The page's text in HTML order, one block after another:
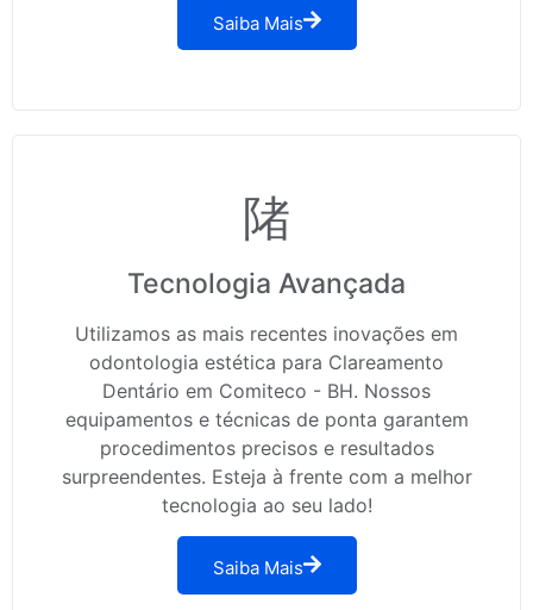
Saiba Mais
Tecnologia Avançada
Utilizamos as mais recentes inovações em
odontologia estética para Clareamento
Dentário em Comiteco - BH. Nossos
equipamentos e técnicas de ponta garantem
procedimentos precisos e resultados
surpreendentes. Esteja à frente com a melhor
tecnologia ao seu lado!
Saiba Mais